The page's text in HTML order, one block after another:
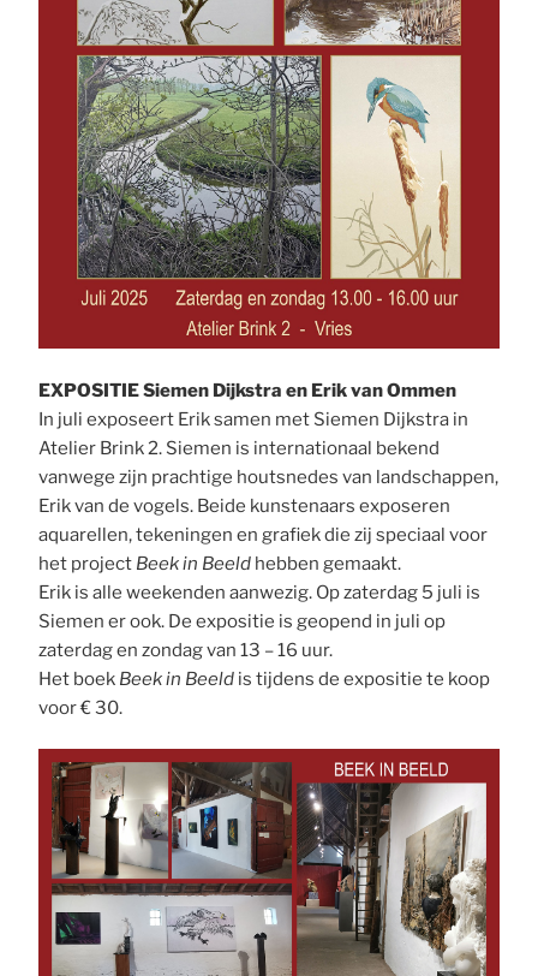
EXPOSITIE Siemen Dijkstra en Erik van Ommen
In juli exposeert Erik samen met Siemen Dijkstra in
Atelier Brink 2. Siemen is internationaal bekend
vanwege zijn prachtige houtsnedes van landschappen,
Erik van de vogels. Beide kunstenaars exposeren
aquarellen, tekeningen en grafiek die zij speciaal voor
het project Beek in Beeld hebben gemaakt.
Erik is alle weekenden aanwezig. Op zaterdag 5 juli is
Siemen er ook. De expositie is geopend in juli op
zaterdag en zondag van 13 – 16 uur.
Het boek Beek in Beeld is tijdens de expositie te koop
voor € 30.